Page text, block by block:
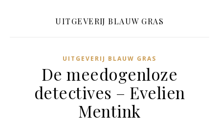
UITGEVERIJ BLAUW GRAS
UITGEVERIJ BLAUW GRAS
De meedogenloze
detectives – Evelien
Mentink